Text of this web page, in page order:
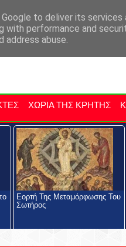
Επαρχία Μαλεβιζίου
ΧΩΡΙΑ ΤΗΣ ΚΡΗΤΗΣ
Eορτή Της Μεταμόρφωσης Του
Σωτήρος
to deliver its
with performance and
abuse.